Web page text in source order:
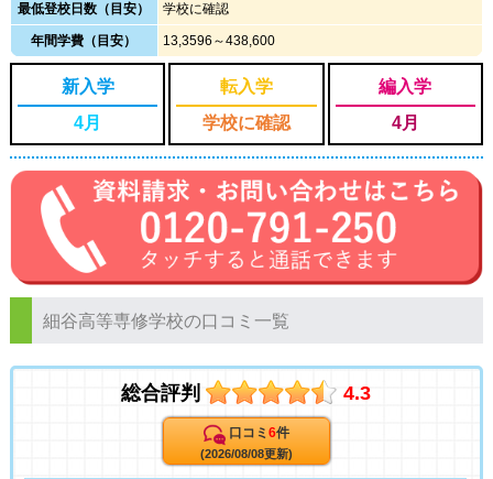
最低登校日数（目安） 学校に確認
年間学費（目安） 13,3596～438,600
新入学
4月
転入学
学校に確認
編入学
4月
細谷高等専修学校の口コミ一覧
総合評判 4.3
口コミ 6件
(2026/08/08更新)